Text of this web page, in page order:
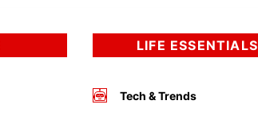
LIFE ESSENTIALS
Tech & Trends